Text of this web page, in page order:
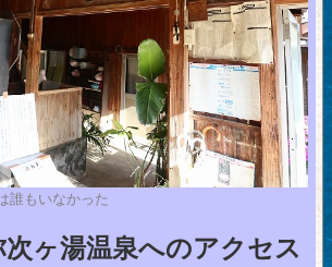
誰もいなかった
ヶ湯温泉へのアクセス